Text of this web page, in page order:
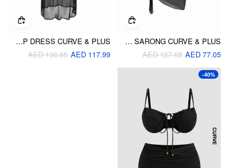
HALTER NECKLINE RING LINKED TRIANGLE BIKINI SET WITH SARONG CURVE & PLUS
AED 77.05
AED 127.65
HALTER NECKLINE TRIANGLE BIKINI SET WITH COVER UP DRESS CURVE & PLUS
AED 117.99
AED 196.65
-40%